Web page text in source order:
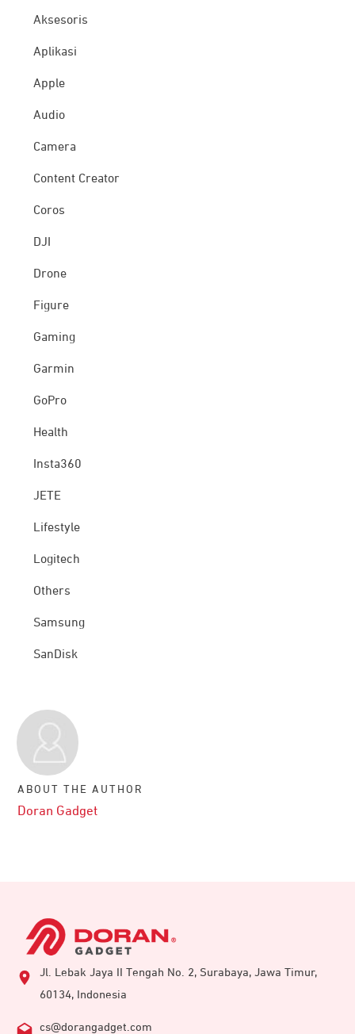
Aksesoris
Aplikasi
Apple
Audio
Camera
Content Creator
Coros
DJI
Drone
Figure
Gaming
Garmin
GoPro
Health
Insta360
JETE
Lifestyle
Logitech
Others
Samsung
SanDisk
ABOUT THE AUTHOR
Doran Gadget
Jl. Lebak Jaya II Tengah No. 2, Surabaya, Jawa Timur,
60134, Indonesia
cs@dorangadget.com